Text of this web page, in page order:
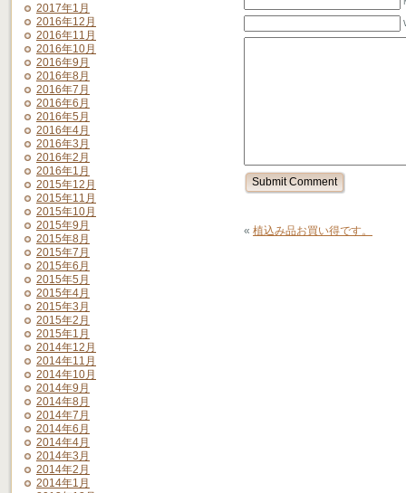
2017年1月
2016年12月
2016年11月
2016年10月
2016年9月
2016年8月
2016年7月
2016年6月
2016年5月
2016年4月
2016年3月
2016年2月
2016年1月
2015年12月
2015年11月
2015年10月
2015年9月
2015年8月
2015年7月
2015年6月
2015年5月
2015年4月
2015年3月
2015年2月
2015年1月
2014年12月
2014年11月
2014年10月
2014年9月
2014年8月
2014年7月
2014年6月
2014年4月
2014年3月
2014年2月
2014年1月
« 植込み品お買い得です。